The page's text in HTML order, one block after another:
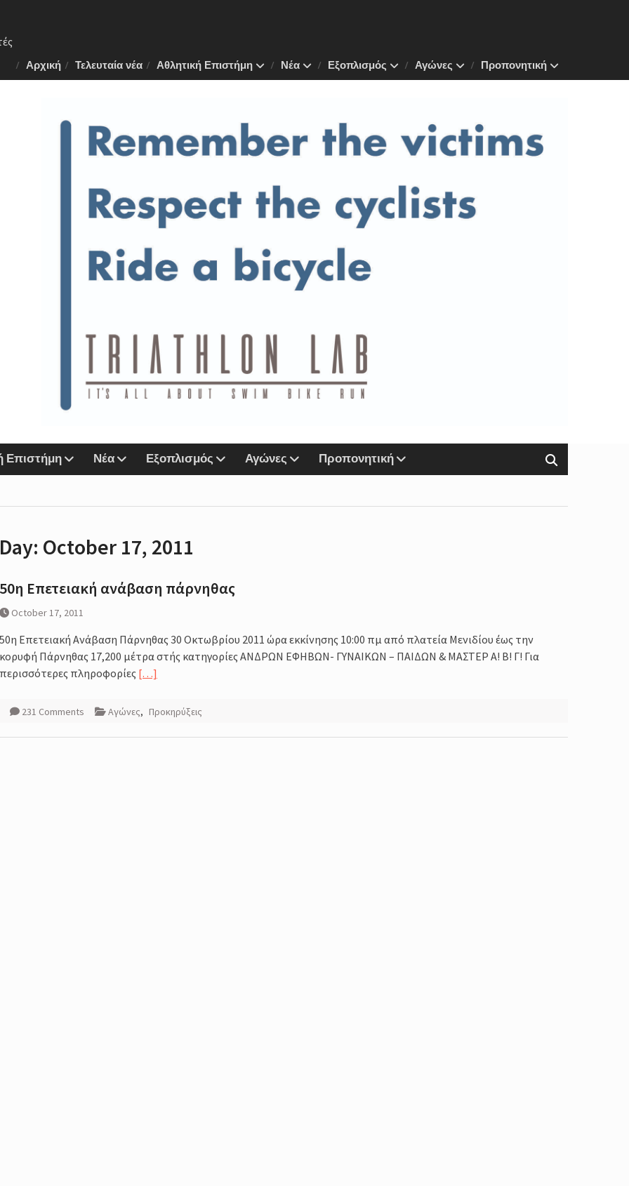
της
Αρχική Τελευταία νέα Αθλητική Επιστήμη Νέα Εξοπλισμός Αγώνες Προπονητική
Επιστήμη Νέα Εξοπλισμός Αγώνες Προπονητική
Day: October 17, 2011
50η Επετειακή ανάβαση πάρνηθας
October 17, 2011
50η Επετειακή Ανάβαση Πάρνηθας 30 Οκτωβρίου 2011 ώρα εκκίνησης 10:00 πμ από πλατεία Μενιδίου έως την
κορυφή Πάρνηθας 17,200 μέτρα στής κατηγορίες ΑΝΔΡΩΝ ΕΦΗΒΩΝ- ΓΥΝΑΙΚΩΝ – ΠΑΙΔΩΝ & ΜΑΣΤΕΡ Α! Β! Γ! Για
περισσότερες πληροφορίες […]
231 Comments Αγώνες, Προκηρύξεις